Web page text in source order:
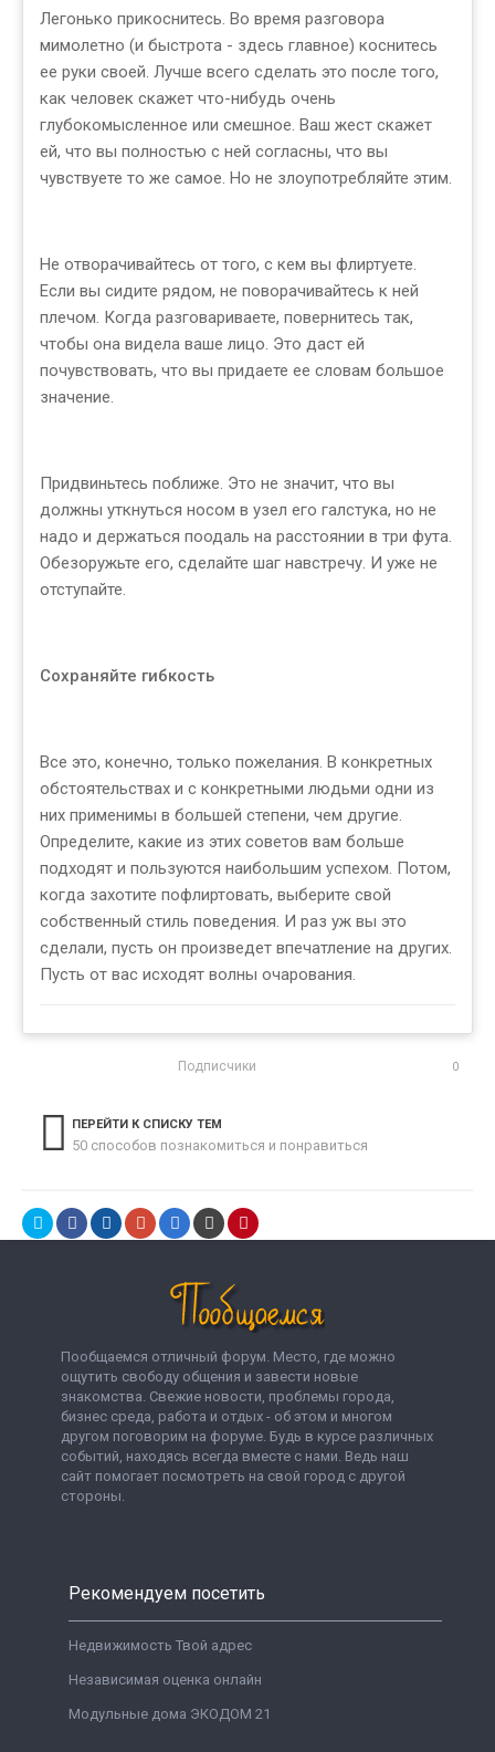
Легонько прикоснитесь. Во время разговора
мимолетно (и быстрота - здесь главное) коснитесь
ее руки своей. Лучше всего сделать это после того,
как человек скажет что-нибудь очень
глубокомысленное или смешное. Ваш жест скажет
ей, что вы полностью с ней согласны, что вы
чувствуете то же самое. Но не злоупотребляйте этим.
Не отворачивайтесь от того, с кем вы флиртуете.
Если вы сидите рядом, не поворачивайтесь к ней
плечом. Когда разговариваете, повернитесь так,
чтобы она видела ваше лицо. Это даст ей
почувствовать, что вы придаете ее словам большое
значение.
Придвиньтесь поближе. Это не значит, что вы
должны уткнуться носом в узел его галстука, но не
надо и держаться поодаль на расстоянии в три фута.
Обезоружьте его, сделайте шаг навстречу. И уже не
отступайте.
Сохраняйте гибкость
Все это, конечно, только пожелания. В конкретных
обстоятельствах и с конкретными людьми одни из
них применимы в большей степени, чем другие.
Определите, какие из этих советов вам больше
подходят и пользуются наибольшим успехом. Потом,
когда захотите пофлиртовать, выберите свой
собственный стиль поведения. И раз уж вы это
сделали, пусть он произведет впечатление на других.
Пусть от вас исходят волны очарования.
Подписчики 0
ПЕРЕЙТИ К СПИСКУ ТЕМ
50 способов познакомиться и понравиться
Пообщаемся отличный форум. Место, где можно
ощутить свободу общения и завести новые
знакомства. Свежие новости, проблемы города,
бизнес среда, работа и отдых - об этом и многом
другом поговорим на форуме. Будь в курсе различных
событий, находясь всегда вместе с нами. Ведь наш
сайт помогает посмотреть на свой город с другой
стороны.
Рекомендуем посетить
Недвижимость Твой адрес
Независимая оценка онлайн
Модульные дома ЭКОДОМ 21